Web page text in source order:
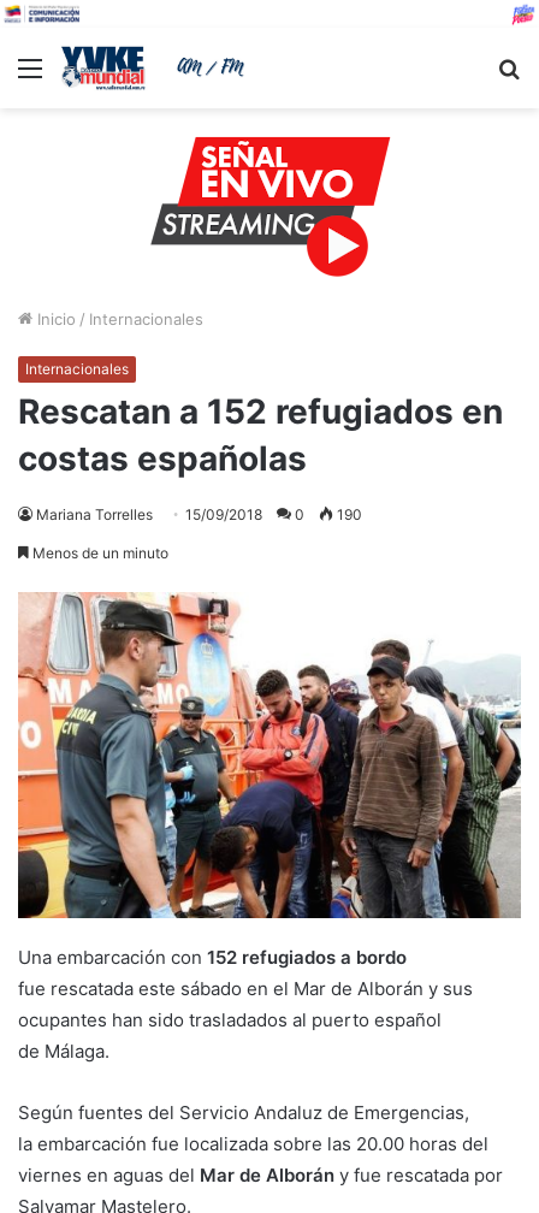
Menu
Inicio / Internacionales
Internacionales
Rescatan a 152 refugiados en
costas españolas
Mariana Torrelles 15/09/2018 0 190
Menos de un minuto
Una embarcación con 152 refugiados a bordo
fue rescatada este sábado en el Mar de Alborán y sus
ocupantes han sido trasladados al puerto español
de Málaga.
Según fuentes del Servicio Andaluz de Emergencias,
la embarcación fue localizada sobre las 20.00 horas del
viernes en aguas del Mar de Alborán y fue rescatada por
Salvamar Mastelero.